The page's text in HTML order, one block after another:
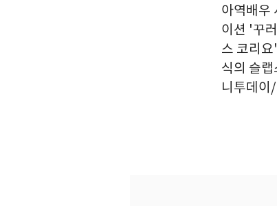
아역배우
이션 '꾸
스 코리
식의 슬
니투데이